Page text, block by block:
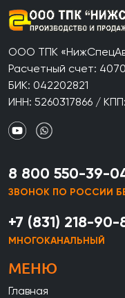
ООО ТПК
Расчетный счет:
БИК: 042202821
ИНН: 5260317866 /
8 800 550-39-
ЗВОНОК ПО РОССИИ
+7 (831) 218-90-
МНОГОКАНАЛЬНЫЙ
МЕНЮ
Главная